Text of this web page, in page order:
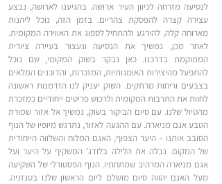
לנסיעה מזרחה לכיוון העיר ארושה. בהגיענו לארושה, נבצע
עצירה קצרה להפסקת צהריים. בזמן הזה, נוכל ליהנות
מארוחה קלה, להירגע ולהתחיל לספוג את האווירה המקומית.
לאחר מכן, נמשיך את הנסיעה ונעצור בעיירה ציורית
הממוקמת בדרכנו. כאן נבקר בשוק המקומי, שם נוכל
להתפעל מהיצירות האומנותיות, המזכרות, והדוכנים המלאים
בצבעים וריחות מרתקים. השוק יעניק לנו הזדמנות ראשונה
לחוות את התרבות המקומית ולרכוש פריטים ייחודיים כמזכרת
מהטיול שלנו. עם סיום הביקור בשוק, נמשיך אל אזור שמורת
הטבע אגם מניארה. עם ההגעה לאזור, נתרגש מיופיו של הנוף
הסובב אותנו – היער הצפוף, האגם המלוח והשלווה הייחודית
של המקום. נבלה את הלילה בלודג' המשקיף על היער ועל
אגם מניארה המרהיב שמתחתיו. הנוף הפסטורלי של השקיעה
מעל האגם יהווה סיום מושלם ליום הראשון שלנו בטנזניה.